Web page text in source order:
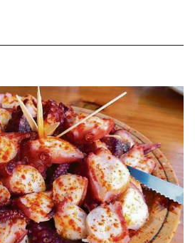
100.000 millones de dólares
ilegales